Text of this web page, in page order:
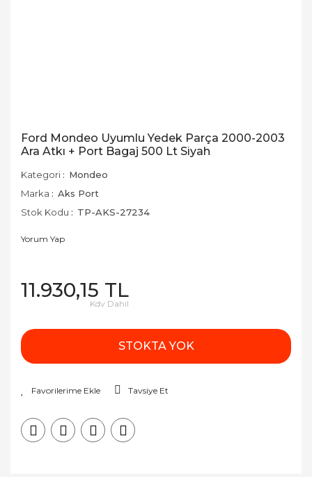
Ford Mondeo Uyumlu Yedek Parça 2000-2003
Ara Atkı + Port Bagaj 500 Lt Siyah
Kategori
Mondeo
Marka
Aks Port
Stok Kodu
TP-AKS-27234
Yorum Yap
11.930,15 TL
Kdv Dahil
STOKTA YOK
Tavsiye Et